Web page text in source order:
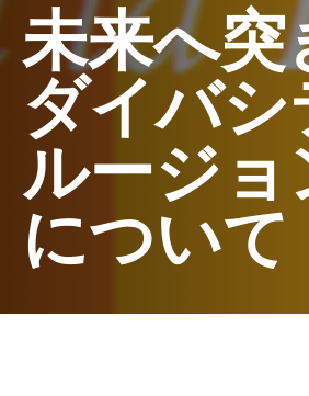
未来へ突
ダイバシ
ルージ
について